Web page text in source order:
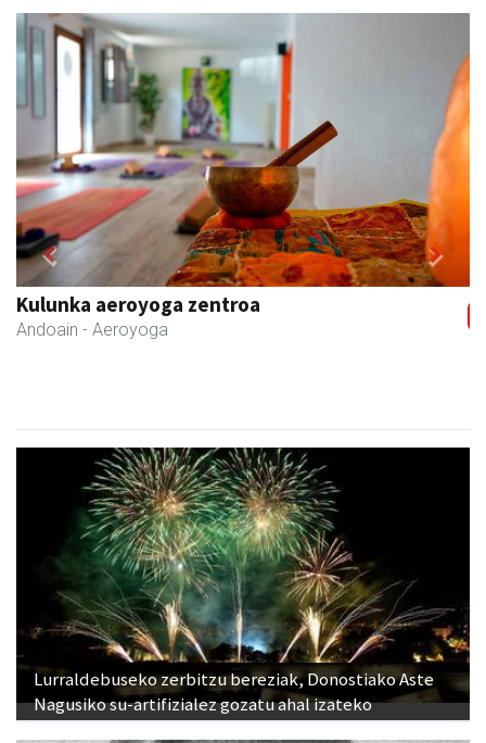
Kulunka aeroyoga zentroa
Andoain - Aeroyoga
Previous Next
Lurraldebuseko zerbitzu bereziak, Donostiako Aste
Nagusiko su-artifizialez gozatu ahal izateko